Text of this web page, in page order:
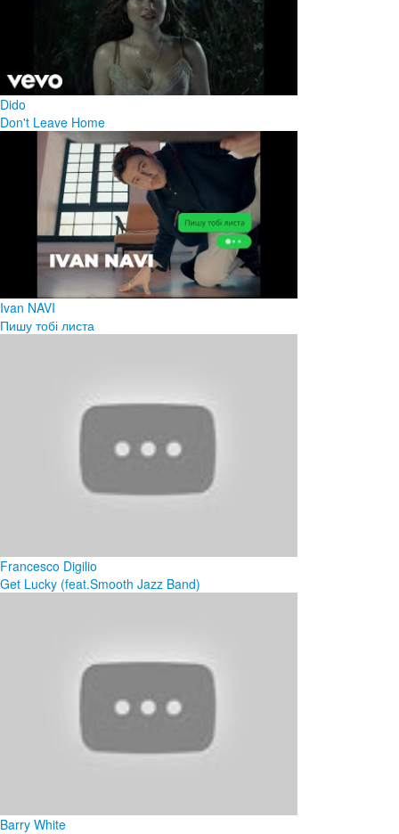
Dido
Don't Leave Home
Ivan NAVI
Пишу тобі листа
Francesco Digilio
Get Lucky (feat.Smooth Jazz Band)
Barry White